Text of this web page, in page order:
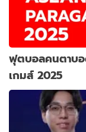
ฟุตบอลคนตาบอ
เกมส์ 2025